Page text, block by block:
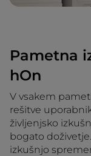
Pametna
hOn
V vsakem
rešitve
življenjsko
bogato
izkušnjo